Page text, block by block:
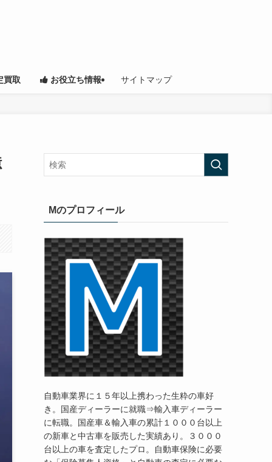
買取 お役立ち情報 サイトマップ
Mのプロフィール
自動車業界に１５年以上携わった生粋の車好
き。国産ディーラーに就職⇒輸入車ディーラー
に転職。国産車＆輸入車の累計１０００台以上
の新車と中古車を販売した実績あり。３０００
台以上の車を査定したプロ。自動車保険に必要